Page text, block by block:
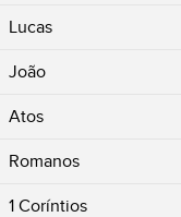
Lucas
João
Atos
Romanos
1 Coríntios